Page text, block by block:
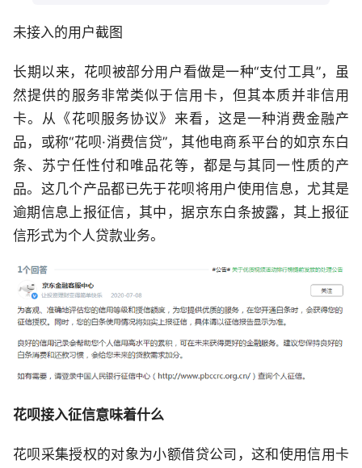
未接入的用户截图
长期以来，花呗被部分用户看做是一种“支付工具”，虽
然提供的服务非常类似于信用卡，但其本质并非信用
卡。从《花呗服务协议》来看，这是一种消费金融产
品，或称“花呗·消费信贷”，其他电商系平台的如京东白
条、苏宁任性付和唯品花等，都是与其同一性质的产
品。这几个产品都已先于花呗将用户使用信息，尤其是
逾期信息上报征信，其中，据京东白条披露，其上报征
信形式为个人贷款业务。
花呗接入征信意味着什么
花呗采集授权的对象为小额借贷公司，这和使用信用卡